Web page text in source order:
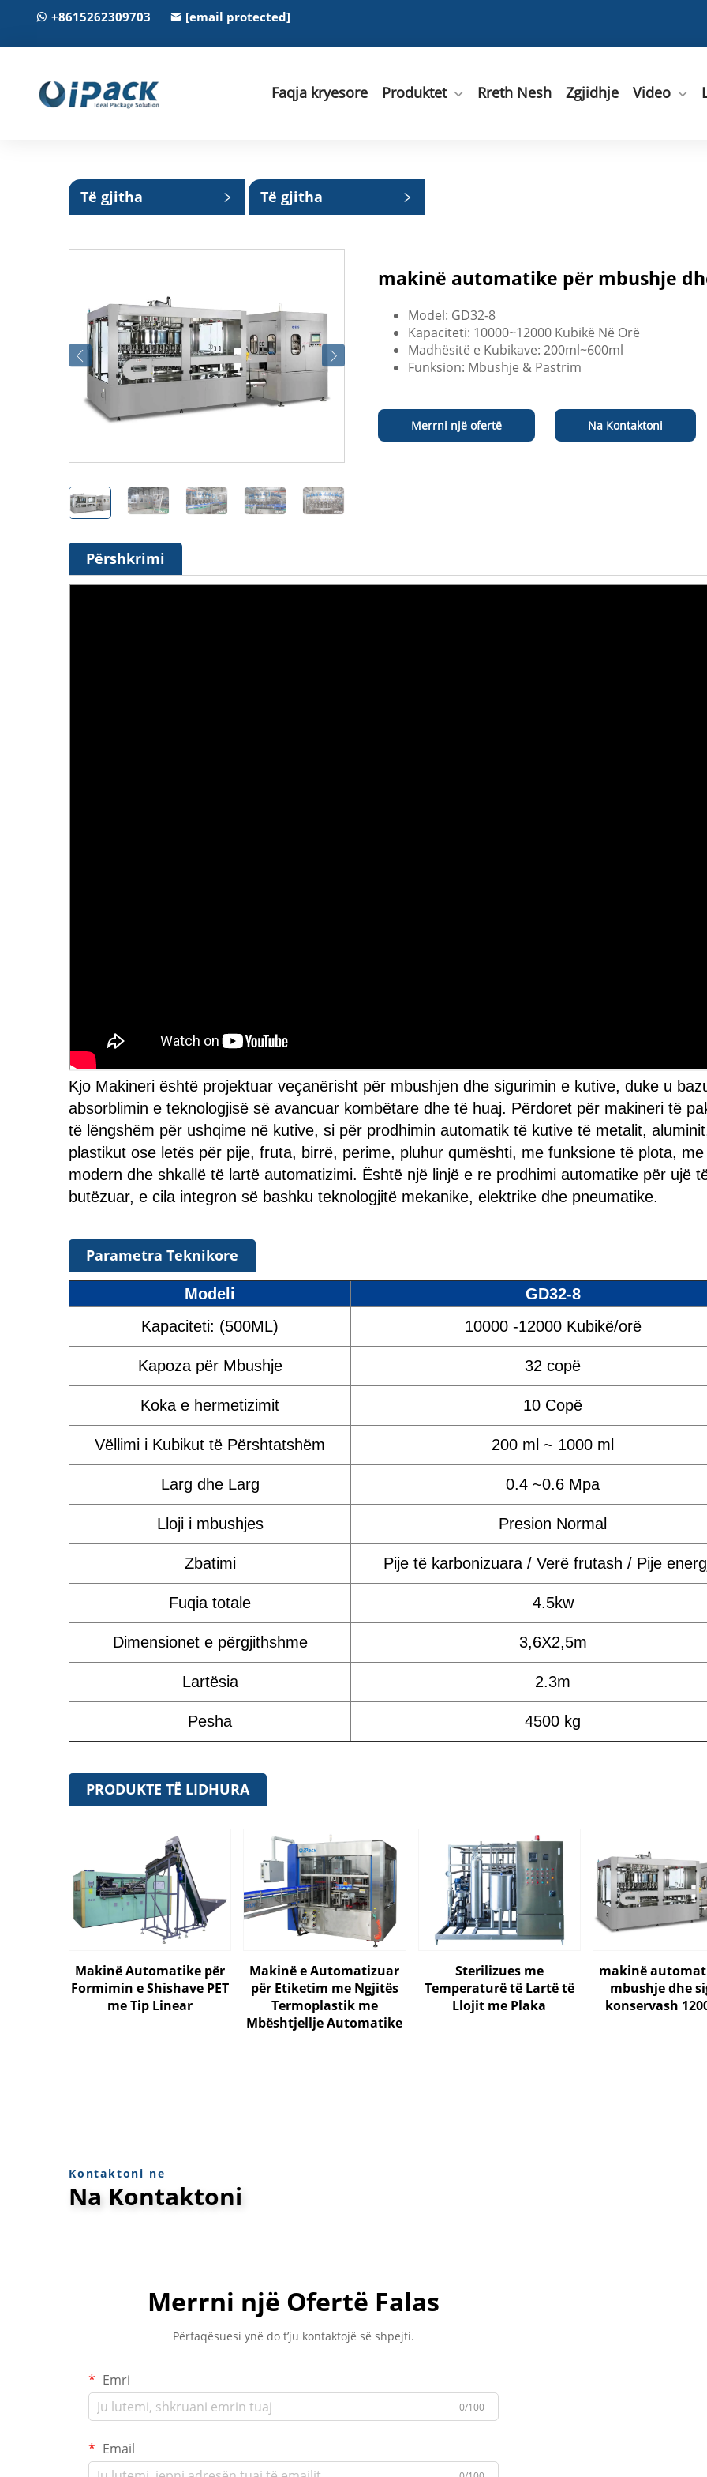
+8615262309703 [email protected]
Faqja kryesore Produktet Rreth Nesh Zgjidhje Video
Të gjitha
Të gjitha
makinë automatike për mbushje
Model: GD32-8
Kapaciteti: 10000~12000 Kubikë Në Orë
Madhësitë e Kubikave: 200ml~600ml
Funksion: Mbushje & Pastrim
Merrni një ofertë Na Kontaktoni
Përshkrimi
Kjo Makineri është projektuar veçanërisht për mbushjen dhe sigurimin e kutive, duke u
absorblimin e teknologjisë së avancuar kombëtare dhe të huaj. Përdoret për makineri të
të lëngshëm për ushqime në kutive, si për prodhimin automatik të kutive të metalit,
plastikut ose letës për pije, fruta, birrë, perime, pluhur qumështi, me funksione të plota, me
modern dhe shkallë të lartë automatizimi. Është një linjë e re prodhimi automatike për ujë
butëzuar, e cila integron së bashku teknologjitë mekanike, elektrike dhe pneumatike.
Parametra Teknikore
Modeli
GD32-8
Kapaciteti: (500ML)
10000 -12000 Kubikë/orë
Kapoza për Mbushje 32 copë
Koka e hermetizimit 10 Copë
Vëllimi i Kubikut të Përshtatshëm 200 ml ~ 1000 ml
Larg dhe Larg 0.4 ~0.6 Mpa
Lloji i mbushjes Presion Normal
Zbatimi Pije të karbonizuara / Verë frutash / Pije
Fuqia totale 4.5kw
Dimensionet e përgjithshme 3,6X2,5m
Lartësia 2.3m
Pesha 4500 kg
PRODUKTE TË LIDHURA
Makinë Automatike për
Formimin e Shishave PET
me Tip Linear
Makinë e Automatizuar
për Etiketim me Ngjitës
Termoplastik me
Mbështjellje Automatike
Sterilizues me
Temperaturë të Lartë të
Llojit me Plaka
makinë
mbushje dhe
konservash
Kontaktoni ne
Na Kontaktoni
Merrni një Ofertë Falas
Përfaqësuesi ynë do t’ju kontaktojë së shpejti.
Emri
0/100
Email